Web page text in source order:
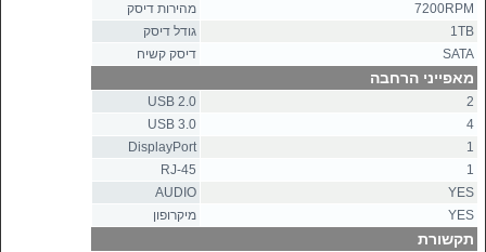
7200RPM
מהירות דיסק
1TB
גודל דיסק
SATA
דיסק קשיח
מאפייני הרחבה
2
2.0 USB
4
USB 3.0
1
DisplayPort
1
RJ-45
YES
AUDIO
YES
מיקרופון
תקשורת